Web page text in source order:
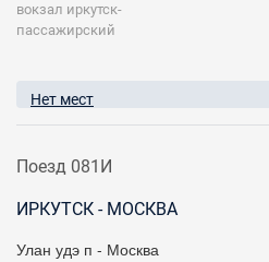
вокзал иркутск-
пассажирский
Нет мест
Поезд 081И
ИРКУТСК - МОСКВА
Улан удэ п - Москва